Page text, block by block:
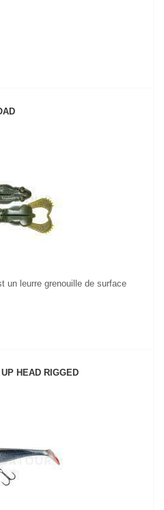
PRODUIT
un leurre grenouille de surface
HEAD RIGGED